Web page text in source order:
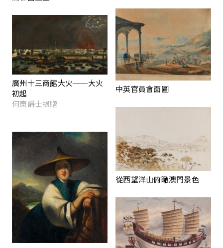
中英官員會面圖
廣州十三商館大火──大火
初起
何東爵士捐贈
從西望洋山俯瞰澳門景色